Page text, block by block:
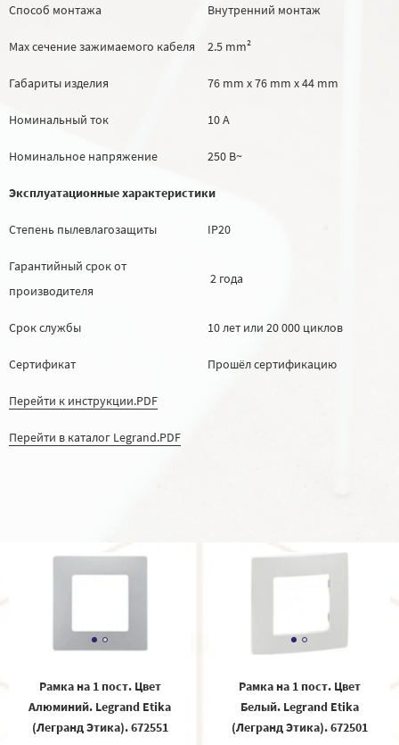
Способ монтажа Внутренний монтаж
Max сечение зажимаемого кабеля 2.5 mm²
Габариты изделия 76 mm х 76 mm х 44 mm
Номинальный ток 10 А
Номинальное напряжение 250 В~
Эксплуатационные характеристики
Степень пылевлагозащиты IP20
Гарантийный срок от
производителя
2 года
Срок службы 10 лет или 20 000 циклов
Сертификат Прошёл сертификацию
Перейти к инструкции.PDF
Перейти в каталог Legrand.PDF
Рамка на 1 пост. Цвет
Алюминий. Legrand Etika
(Легранд Этика). 672551
Рамка на 1 пост. Цвет
Белый. Legrand Etika
(Легранд Этика). 672501